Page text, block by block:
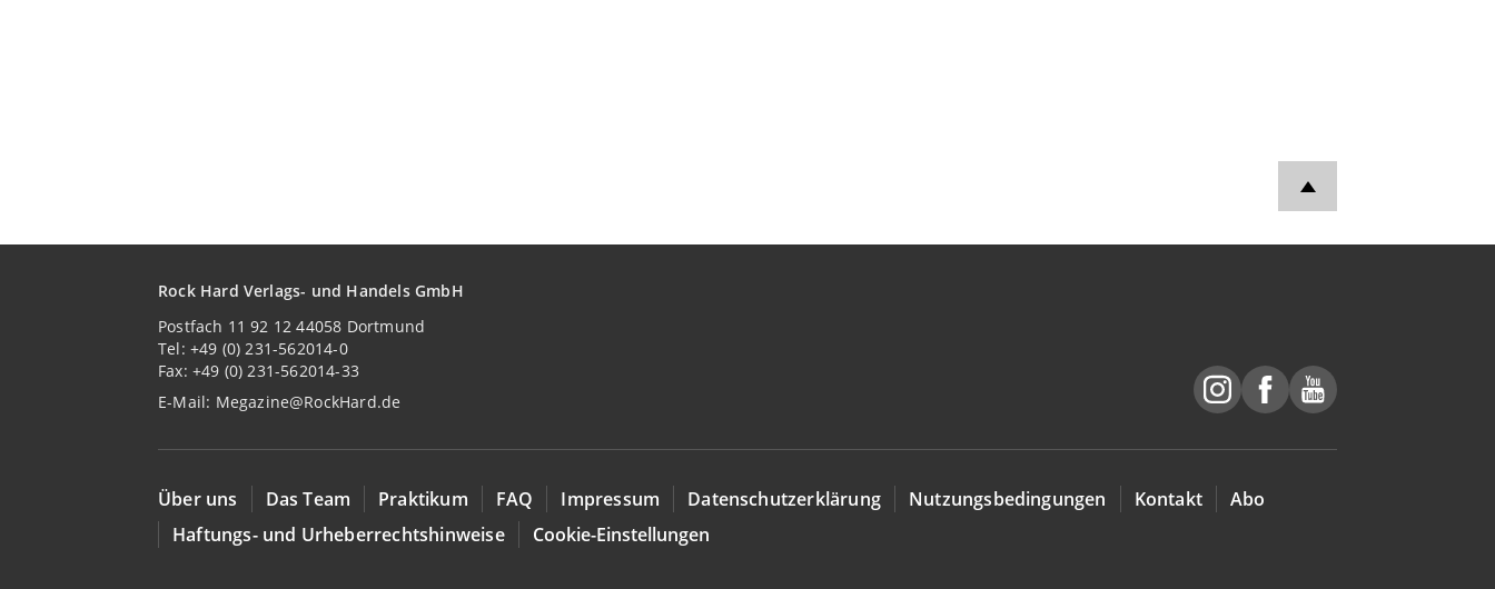
Rock Hard Verlags- und Handels GmbH
Postfach 11 92 12 44058 Dortmund
Tel: +49 (0) 231-562014-0
Fax: +49 (0) 231-562014-33
E-Mail: Megazine@RockHard.de
Über uns Das Team Praktikum FAQ Impressum Datenschutzerklärung Nutzungsbedingungen Kontakt
Abo
Haftungs- und Urheberrechtshinweise
Cookie-Einstellungen